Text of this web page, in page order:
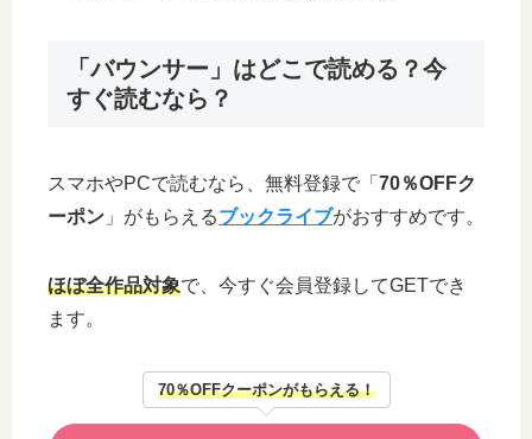
「バウンサー」はどこで読める？今
すぐ読むなら？
スマホやPCで読むなら、無料登録で「 70％OFFク
ーポン 」がもらえるブックライブがおすすめです。
ほぼ全作品対象で、今すぐ会員登録してGETでき
ます。
70％OFFクーポンがもらえる！